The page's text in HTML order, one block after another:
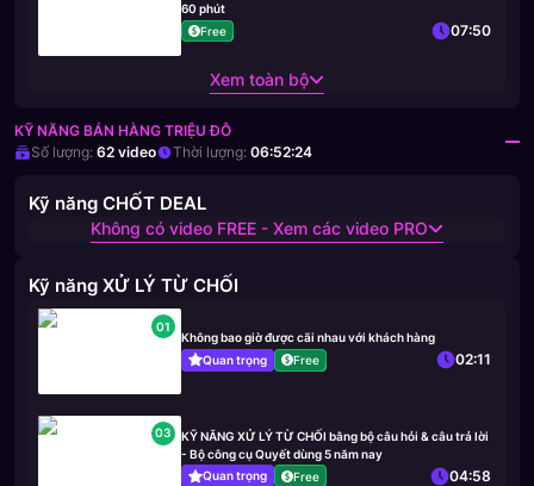
60 phút
Free
07:50
Xem toàn bộ
KỸ NĂNG BÁN HÀNG TRIỆU ĐÔ
Số lượng: 62 video Thời lượng: 06:52:24
Kỹ năng CHỐT DEAL
Không có video FREE - Xem các video PRO
Kỹ năng XỬ LÝ TỪ CHỐI
01
Không bao giờ được cãi nhau với khách hàng
Quan trọng
Free 02:11
03
KỸ NĂNG XỬ LÝ TỪ CHỐI bằng bộ câu hỏi & câu trả lời
- Bộ công cụ Quyết dùng 5 năm nay
Quan trọng
Free 04:58